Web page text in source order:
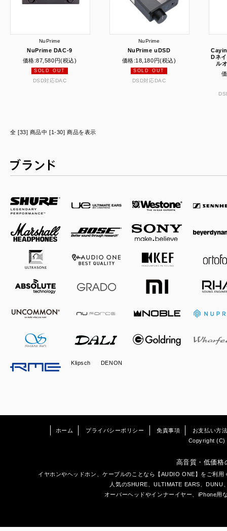
NuPrime
NuPrime DAC-9
価格:87,580円(税込)
SOLD OUT
DSD対応DAC
NuPrime
NuPrime uDSD
価格:18,180円(税込)
SOLD OUT
DSD対応DAC
Dネ
ル
全 [33] 商品中 [1-30] 商品を表示
Klipsch DENON
ホーム プライバシーポリシー 免責事項
お支払い方
Copyright (C)
高音質・低価格
イヤホンやヘッドホン
、ケーブルのことなら【AUDIO ONE】をご利
人気のSHURE、ULTIMATE EARS、DUNU
オーバーヘッドやインナーイヤー、iPhone用